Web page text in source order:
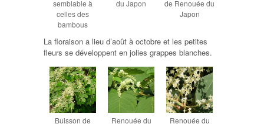
semblable à
celles des
bambous
du Japon
de Renouée du
Japon
La floraison a lieu d’août à octobre et les petites
fleurs se développent en jolies grappes blanches.
Buisson de
Renouée du
Renouée du